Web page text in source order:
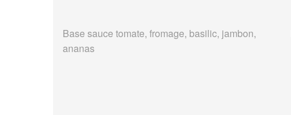
Base sauce tomate, fromage, basilic, jambon,
ananas